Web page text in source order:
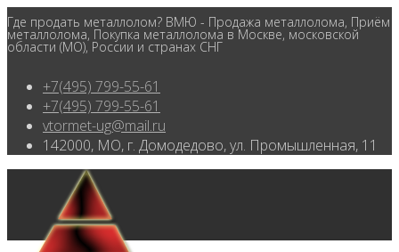
Где продать металлолом? ВМЮ - Продажа металлолома, Приём
металлолома, Покупка металлолома в Москве, московской
области (МО), России и странах СНГ
+7(495) 799-55-61
+7(495) 799-55-61
vtormet-ug@mail.ru
142000, МО, г. Домодедово, ул. Промышленная, 11